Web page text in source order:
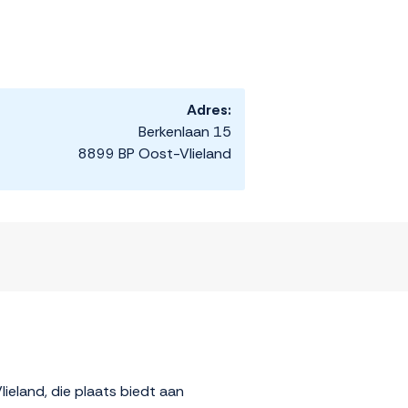
Adres:
Berkenlaan 15
8899 BP Oost-Vlieland
die plaats biedt aan